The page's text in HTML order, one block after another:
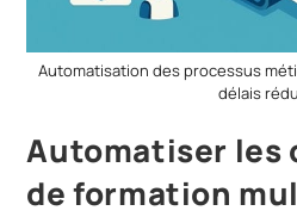
Automatisation des processus
délais
Automatiser les
de formation